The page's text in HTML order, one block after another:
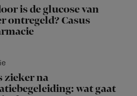
is de glucose van
ontregeld? Casus
zieker na
wat gaat